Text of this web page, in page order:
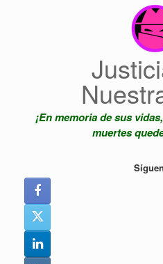
¡En memoria de sus
muertes